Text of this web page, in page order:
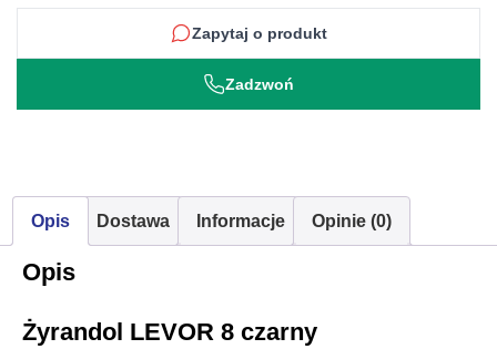
Zapytaj o produkt
Zadzwoń
Opis Dostawa Informacje Opinie (0)
Opis
Żyrandol LEVOR 8 czarny